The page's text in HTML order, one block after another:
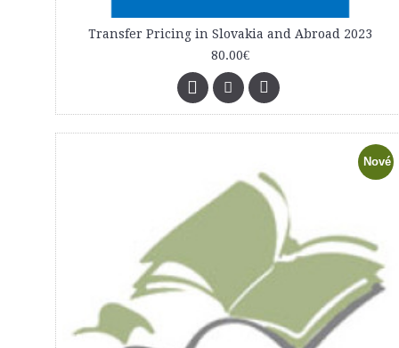
Transfer Pricing in Slovakia and Abroad 2023
80.00€
Nové